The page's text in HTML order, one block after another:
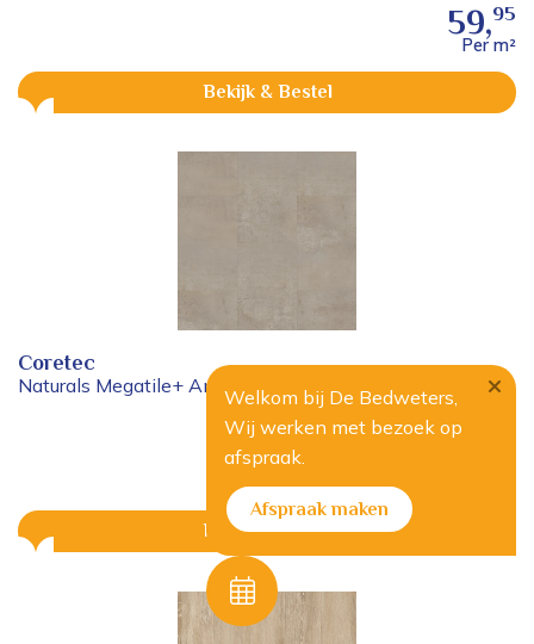
59,95
Per m²
Bekijk & Bestel
Coretec
Naturals Megatile+ Aneto LVTE 3473
Bekijk & Bestel
Welkom bij De Bedweters,
Wij werken met bezoek op
afspraak.
Afspraak maken